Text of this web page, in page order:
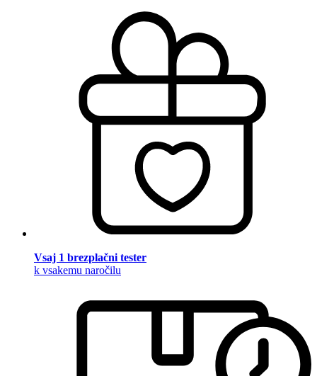
Vsaj 1 brezplačni tester
k vsakemu naročilu